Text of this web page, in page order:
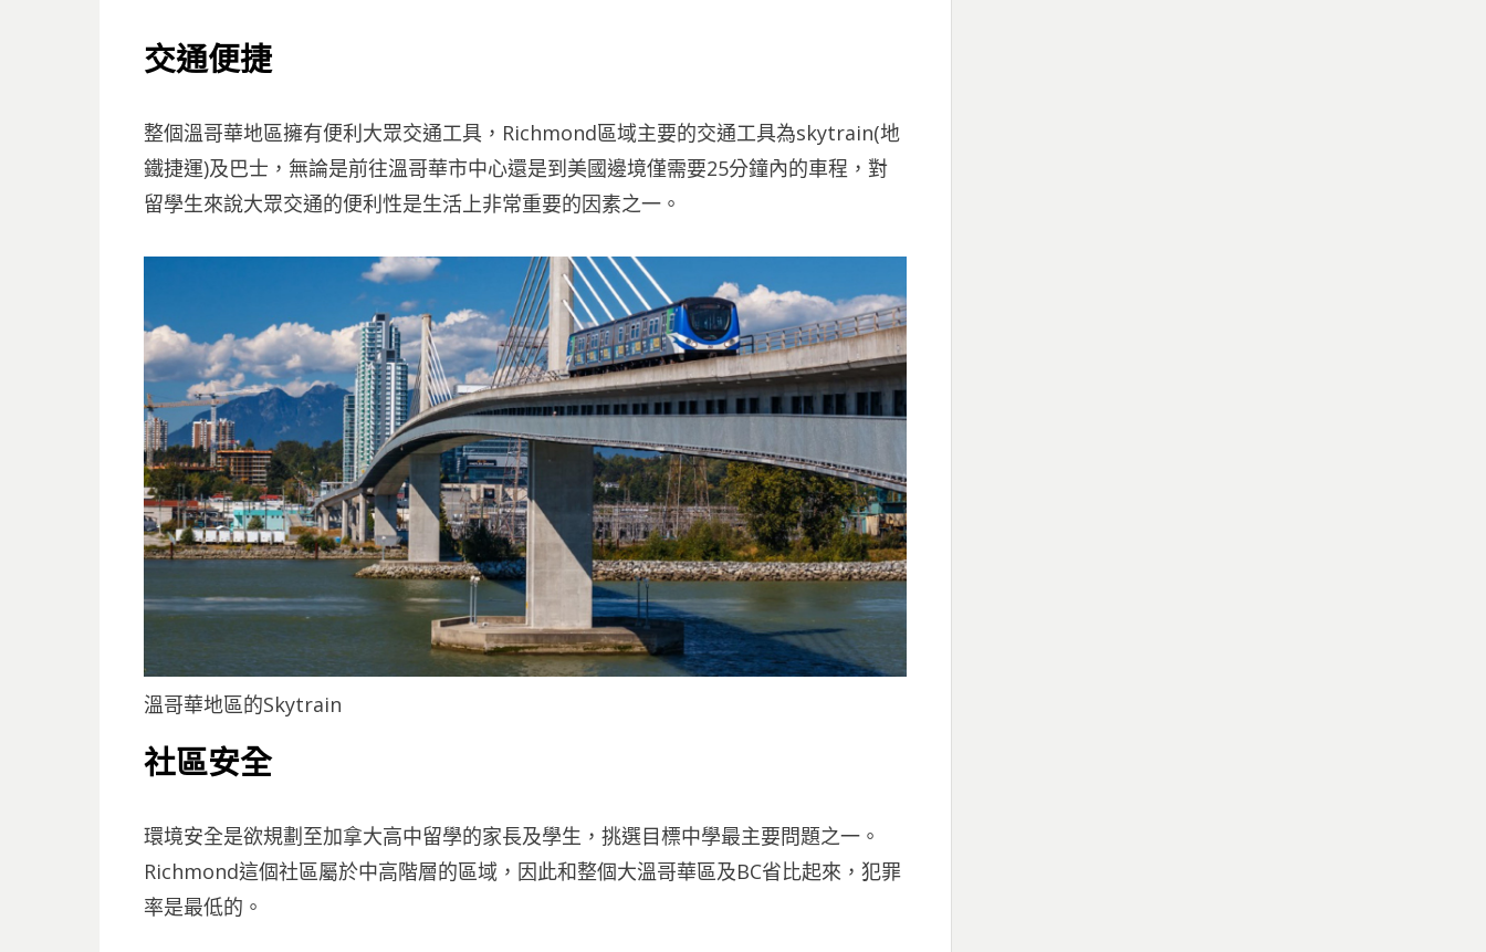
交通便捷
整個溫哥華地區擁有便利大眾交通工具，Richmond區域主要的交通工具為skytrain(地
鐵捷運)及巴士，無論是前往溫哥華市中心還是到美國邊境僅需要25分鐘內的車程，對
留學生來說大眾交通的便利性是生活上非常重要的因素之一。
溫哥華地區的Skytrain
社區安全
環境安全是欲規劃至加拿大高中留學的家長及學生，挑選目標中學最主要問題之一。
Richmond這個社區屬於中高階層的區域，因此和整個大溫哥華區及BC省比起來，犯罪
率是最低的。